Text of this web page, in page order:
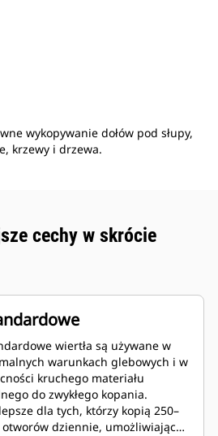
wykopywanie dołów pod słupy,
krzewy i drzewa.
cechy w skrócie
wiertła są używane w
warunkach glebowych i w
kruchego materiału
do zwykłego kopania.
dla tych, którzy kopią 250–
otworów dziennie, umożliwiając